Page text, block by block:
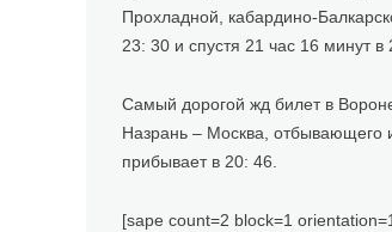
Прохладной, кабардино-
23: 30 и спустя 21 час 16 минут
Самый дорогой жд билет в
Назрань – Москва, отбывающего
прибывает в 20: 46.
[sape count=2 block=1